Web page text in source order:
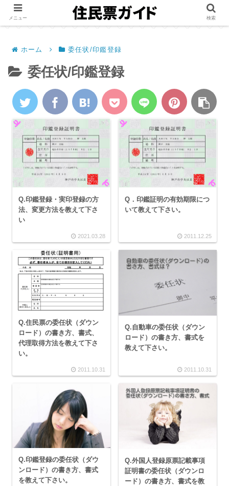
ホーム 委任状/印鑑登録
委任状/印鑑登録
Q.印鑑登録・実印登録の方
法、変更方法を教えて下さ
い
2021.03.28
Q．印鑑証明の有効期限につ
いて教えて下さい。
2011.12.25
Q.住民票の委任状（ダウン
ロード）の書き方、書式、
代理取得方法を教えて下さ
い。
2011.10.31
Q.自動車の委任状（ダウン
ロード）の書き方、書式を
教えて下さい。
2011.10.31
Q.印鑑登録の委任状（ダウ
ンロード）の書き方、書式
を教えて下さい。
Q.外国人登録原票記載事項
証明書の委任状（ダウンロ
ード）の書き方、書式を教
メニュー 検索